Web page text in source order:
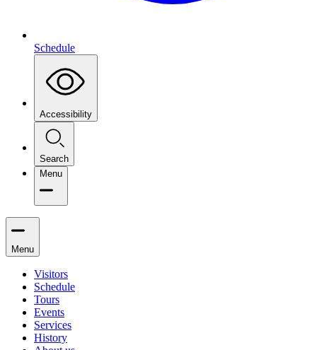
Schedule
Accessibility
Search
Menu
Menu
Visitors
Schedule
Tours
Events
Services
History